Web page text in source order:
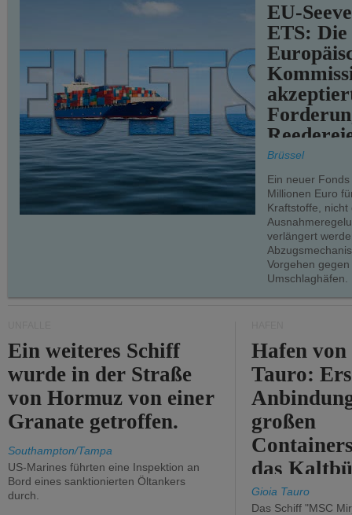
EU-
ETS: Die
teilweise.
Brüssel
Ein neuer
Millionen Euro
Kraftstoffe, nicht
verlängert
Vorgehen
Umschlaghäfen.
Ein weiteres Schiff
wurde in der Straße
von Hormuz von einer
Granate getroffen.
Southampton/Tampa
US-Marines führten eine Inspektion an
Bord eines sanktionierten Öltankers
durch.
Hafen
Tauro:
großen
das
Gioia Tauro
Das Schiff "MSC